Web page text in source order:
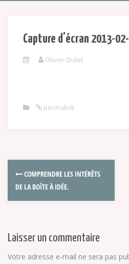
Capture d’écran 2013-
Olivier Dutel
permalink
COMPRENDRE LES INTÉRÊTS
DE LA BOÎTE À IDÉE.
Laisser un commentaire
Votre adresse e-mail ne sera pas